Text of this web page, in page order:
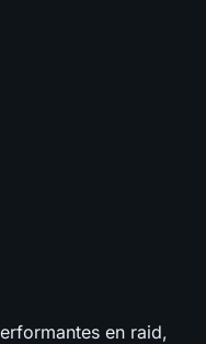
en raid,